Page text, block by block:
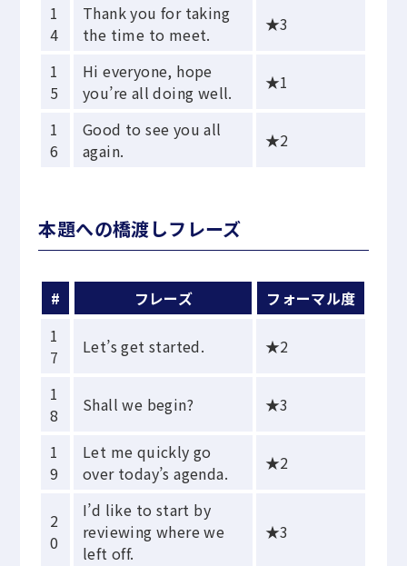
1
4
Thank you for taking
the time to meet.
★3
1
5
Hi everyone, hope
you’re all doing well.
★1
1
6
Good to see you all
again.
★2
本題への橋渡しフレーズ
# フレーズ
フォーマル度
1
7
Let’s get started. ★2
1
8
Shall we begin? ★3
1
9
Let me quickly go
over today’s agenda.
★2
2
0
I’d like to start by
reviewing where we
left off.
★3